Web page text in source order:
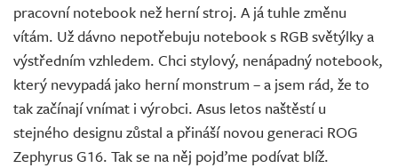
pracovní notebook než herní stroj. A já tuhle změnu
vítám. Už dávno nepotřebuju notebook s RGB světýlky a
výstředním vzhledem. Chci stylový, nenápadný notebook,
který nevypadá jako herní monstrum – a jsem rád, že to
tak začínají vnímat i výrobci. Asus letos naštěstí u
stejného designu zůstal a přináší novou generaci ROG
Zephyrus G16. Tak se na něj pojďme podívat blíž.